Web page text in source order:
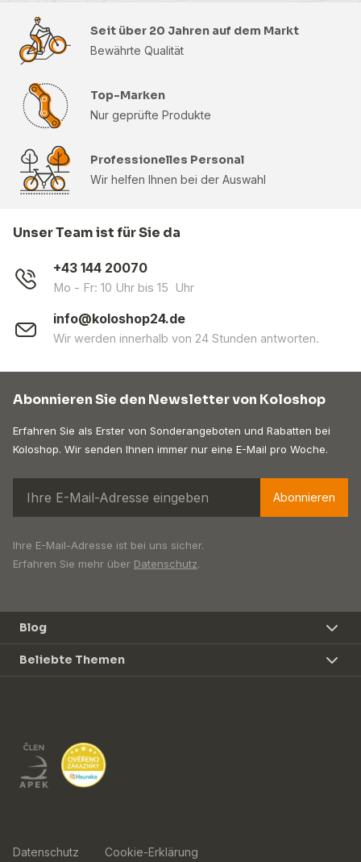
Seit über 20 Jahren auf dem Markt
Bewährte Qualität
Top-Marken
Nur geprüfte Produkte
Professionelles Personal
Wir helfen Ihnen bei der Auswahl
Unser Team ist für Sie da
+43 144 20070
Mo - Fr: 10 Uhr bis 15 Uhr
info@koloshop24.de
Wir werden innerhalb von 24 Stunden antworten.
Abonnieren Sie den Newsletter von Koloshop
Erfahren Sie als Erster von Sonderangeboten und Rabatten bei
Koloshop. Wir senden Ihnen immer nur eine E-Mail pro Woche.
Abonnieren
Ihre E-Mail-Adresse ist bei uns sicher.
Erfahren Sie mehr über Datenschutz.
Blog
Beliebte Themen
Datenschutz Cookie-Erklärung